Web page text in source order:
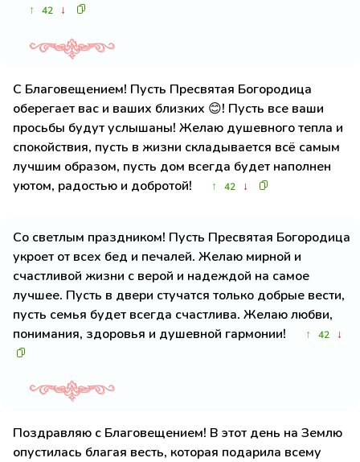
↑ 42 ↓
С Благовещением! Пусть Пресвятая Богородица
оберегает вас и ваших близких 😊! Пусть все ваши
просьбы будут услышаны! Желаю душевного тепла и
спокойствия, пусть в жизни складывается всё самым
лучшим образом, пусть дом всегда будет наполнен
уютом, радостью и добротой!
↑ 42 ↓
Со светлым праздником! Пусть Пресвятая Богородица
укроет от всех бед и печалей. Желаю мирной и
счастливой жизни с верой и надеждой на самое
лучшее. Пусть в двери стучатся только добрые вести,
пусть семья будет всегда счастлива. Желаю любви,
понимания, здоровья и душевной гармонии!
↑ 42 ↓
Поздравляю с Благовещением! В этот день на Землю
опустилась благая весть, которая подарила всему